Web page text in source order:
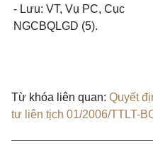
- Lưu: VT, Vụ PC, Cục
NGCBQLGD (5).
Từ khóa liên quan: Quyết
tư liên tịch 01/2006/TTLT-